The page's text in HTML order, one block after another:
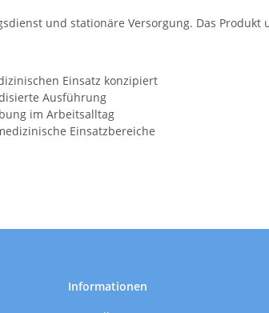
und stationäre Versorgung. Das
Einsatz konzipiert
Ausführung
im Arbeitsalltag
Einsatzbereiche
Informationen